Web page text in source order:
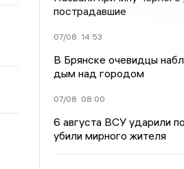
пострадавшие
07/08 14:53
В Брянске очевидцы
дым над городом
07/08 08:00
6 августа ВСУ ударили
убили мирного жителя